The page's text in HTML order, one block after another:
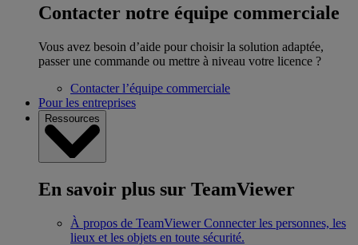
Contacter notre équipe commerciale
Vous avez besoin d’aide pour choisir la solution adaptée,
passer une commande ou mettre à niveau votre licence ?
Contacter l’équipe commerciale
Pour les entreprises
Ressources
En savoir plus sur TeamViewer
À propos de TeamViewer Connecter les personnes, les
lieux et les objets en toute sécurité.